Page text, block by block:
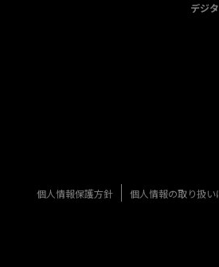
デジ
個人情報保護方針 個人情報の取り扱い